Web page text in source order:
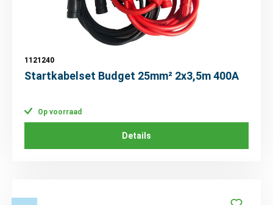
1121240
Startkabelset Budget 25mm² 2x3,5m 400A
Op voorraad
Details